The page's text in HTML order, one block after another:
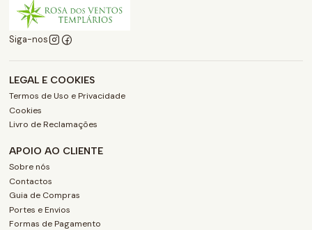
Siga-nos
LEGAL E COOKIES
Termos de Uso e Privacidade
Cookies
Livro de Reclamações
APOIO AO CLIENTE
Sobre nós
Contactos
Guia de Compras
Portes e Envios
Formas de Pagamento